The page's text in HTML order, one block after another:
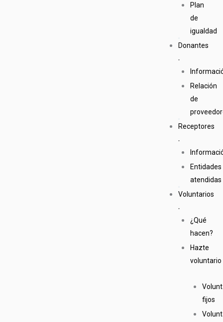
Plan
de
igualdad
Donantes
Relación
de
Receptores
Entidades
atendidas
Voluntarios
¿Qué
hacen?
Hazte
voluntario
fijos